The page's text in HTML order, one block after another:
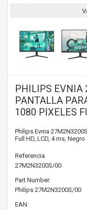
PHILIPS
PANTALLA
1080 PIXELES
Philips Evnia
Full HD, LCD, 4 ms, Negro
Referencia
27M2N3200S/00
Part Number:
Philips 27M2N3200S/00
EAN: